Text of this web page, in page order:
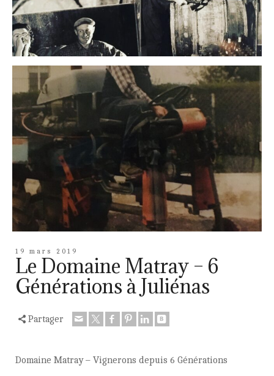
19 mars 2019
Le Domaine Matray – 6
Générations à Juliénas
Partager
Domaine Matray – Vignerons depuis 6 Générations